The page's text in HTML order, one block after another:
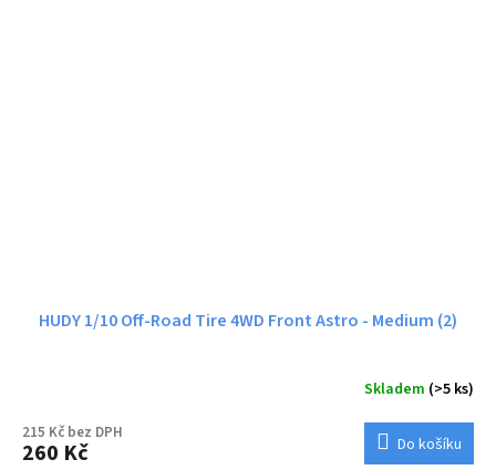
HUDY 1/10 Off-Road Tire 4WD Front Astro - Medium (2)
Skladem (>5 ks)
215 Kč bez DPH
260 Kč Do košíku